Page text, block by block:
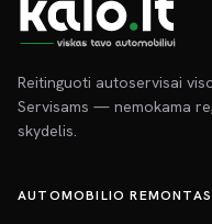
Reitinguoti autoservisai
Servisams — nemokama
skydelis.
AUTOMOBILIO